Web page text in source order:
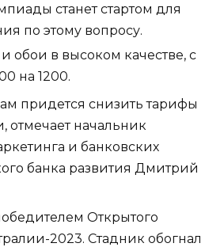
станет стартом для
по этому вопросу.
обои в высоком качестве, с
на 1200.
придется снизить тарифы
отмечает начальник
и банковских
банка развития Дмитрий
Открытого
2023. Стадник обогнал